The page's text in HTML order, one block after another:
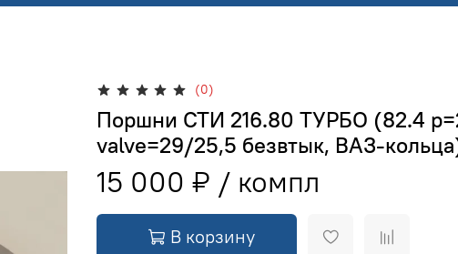
(0)
Поршни СТИ 216.80 ТУРБО (82.4
valve=29/25,5 безвтык, ВАЗ-
15 000 ₽
В корзину